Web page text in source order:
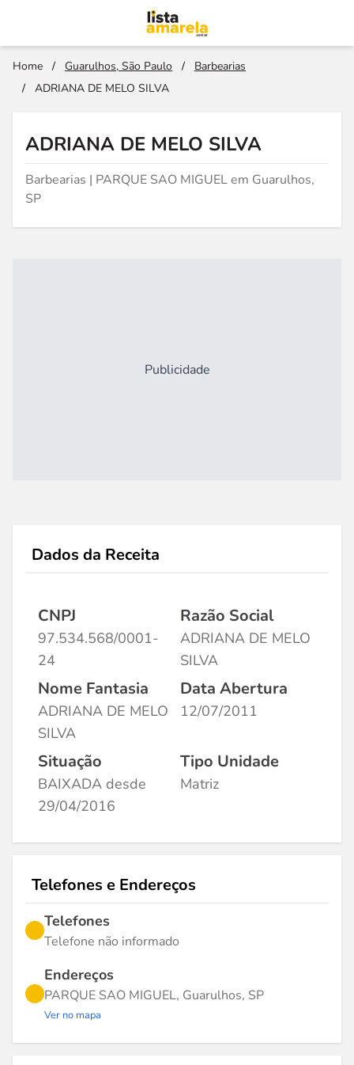
Home / Guarulhos, São Paulo /
Barbearias
/
ADRIANA DE MELO SILVA
ADRIANA DE MELO SILVA
Barbearias | PARQUE SAO MIGUEL em Guarulhos,
SP
Publicidade
Dados da Receita
CNPJ
97.534.568/0001-
24
Razão Social
ADRIANA DE MELO
SILVA
Nome Fantasia
ADRIANA DE MELO
SILVA
Data Abertura
12/07/2011
Situação
BAIXADA desde
29/04/2016
Tipo Unidade
Matriz
Telefones e Endereços
Telefones
Telefone não informado
Endereços
PARQUE SAO MIGUEL, Guarulhos, SP
Ver no mapa